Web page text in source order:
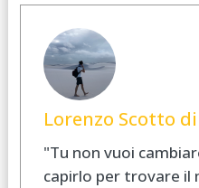
Lorenzo Scotto
"Tu non vuoi
capirlo per trovare il